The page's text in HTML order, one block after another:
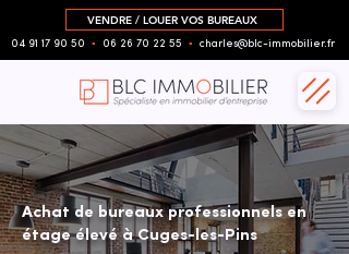
VENDRE / LOUER VOS BUREAUX
04 91 17 90 50 ▪︎ 06 26 70 22 55 ▪︎ charles@blc-immobilier.fr
Achat de bureaux professionnels en
étage élevé à Cuges-les-Pins